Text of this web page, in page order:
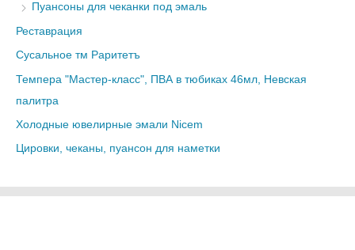
Пуансоны для чеканки под эмаль
Реставрация
Сусальное тм Раритетъ
Темпера "Мастер-класс", ПВА в тюбиках 46мл, Невская
палитра
Холодные ювелирные эмали Nicem
Цировки, чеканы, пуансон для наметки